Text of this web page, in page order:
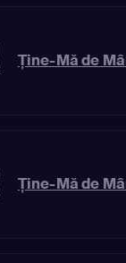
Ține-Mă de
Ține-Mă de